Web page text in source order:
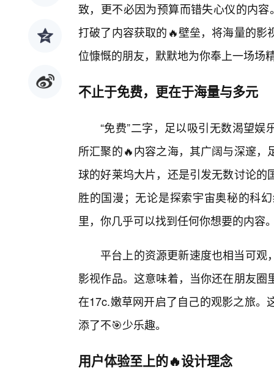
致，更不必因为预算而错失心仪的内
打破了内容获取的🔥壁垒，将海量的
位慷慨的朋友，默默地为你奉上一场场
不止于免费，更在于海量与多元
“免费”二字，足以吸引无数渴望
所汇聚的🔥内容之海，其广阔与深邃
球的好莱坞大片，还是引发无数讨论
胜的国漫；无论是探索宇宙奥秘的科
里，你几乎可以找到任何你想要的内容
平台上的资源更新速度也相当可
影视作品。这意味着，当你还在朋友
在17c.嫩草网开启了自己的观影之旅。
添了不🎯少乐趣。
用户体验至上的🔥设计理念